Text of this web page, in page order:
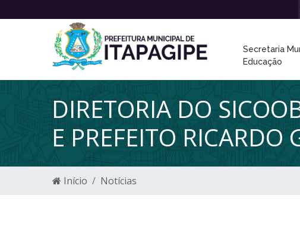
Secretaria
Educação
DIRETORIA DO
E PREFEITO RICARDO
Início Notícias